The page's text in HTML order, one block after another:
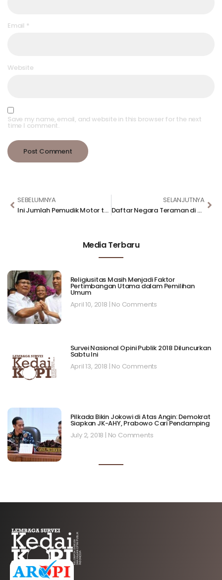
Email *
Website
Save my name, email, and website in this browser for the next
time I comment.
SEBELUMNYA
Ini Jumlah Pemudik Motor tahun ini
SELANJUTNYA
Daftar Negara Teraman di Dunia, Indonesia Masuk 10 Besar
Media Terbaru
Religiusitas Masih Menjadi Faktor
Pertimbangan Utama dalam Pemilihan
Umum
April 10, 2018 No Comments
Survei Nasional Opini Publik 2018 Diluncurkan
Sabtu Ini
April 13, 2018 No Comments
Pilkada Bikin Jokowi di Atas Angin: Demokrat
Siapkan JK-AHY, Prabowo Cari Pendamping
July 2, 2018 No Comments
AFILIASI